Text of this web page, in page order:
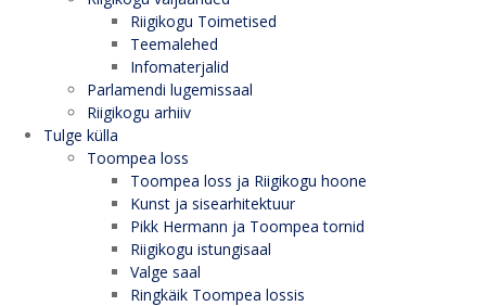
Riigikogu Toimetised
Teemalehed
Infomaterjalid
Parlamendi lugemissaal
Riigikogu arhiiv
Tulge külla
Toompea loss
Toompea loss ja Riigikogu hoone
Kunst ja sisearhitektuur
Pikk Hermann ja Toompea tornid
Riigikogu istungisaal
Valge saal
Ringkäik Toompea lossis